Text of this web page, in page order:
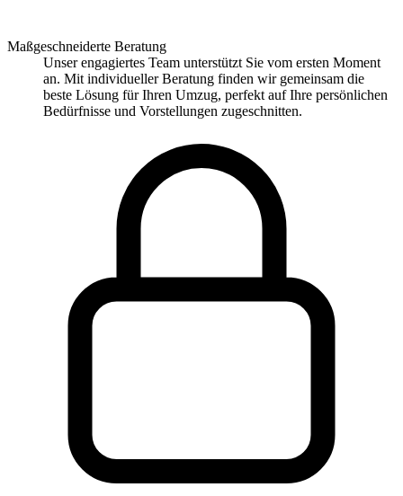
Maßgeschneiderte Beratung
Unser engagiertes Team unterstützt Sie vom ersten Moment
an. Mit individueller Beratung finden wir gemeinsam die
beste Lösung für Ihren Umzug, perfekt auf Ihre persönlichen
Bedürfnisse und Vorstellungen zugeschnitten.